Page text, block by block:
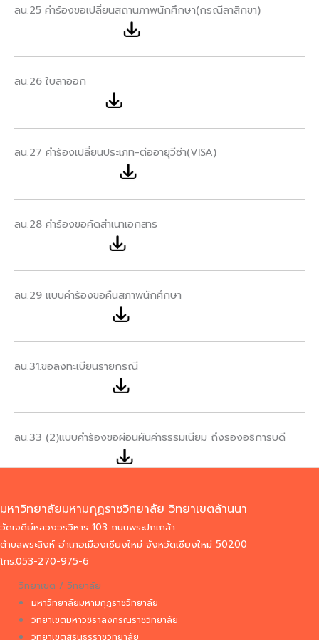
ลน.25 คำร้องขอเปลี่ยนสถานภาพนักศึกษา(กรณีลาสิกขา)
ลน.26 ใบลาออก
ลน.27 คำร้องเปลี่ยนประเภท-ต่ออายุวีซ่า(VISA)
ลน.28 คำร้องขอคัดสำเนาเอกสาร
ลน.29 แบบคำร้องขอคืนสภาพนักศึกษา
ลน.31.ขอลงทะเบียนรายกรณี
ลน.33 (2)แบบคำร้องขอผ่อนผันค่าธรรมเนียม ถึงรองอธิการบดี
มหาวิทยาลัยมหามกุฏราชวิทยาลัย วิทยาเขตล้านนา
วัดเจดีย์หลวงวรวิหาร 103 ถนนพระปกเกล้า
ตำบลพระสิงห์ อำเภอเมืองเชียงใหม่ จังหวัดเชียงใหม่ 50200
โทร.053-270-975-6
วิทยาเขต / วิทยาลัย
มหาวิทยาลัยมหามกุฏราชวิทยาลัย
วิทยาเขตมหาวชิราลงกรณราชวิทยาลัย
วิทยาเขตสิรินธรราชวิทยาลัย